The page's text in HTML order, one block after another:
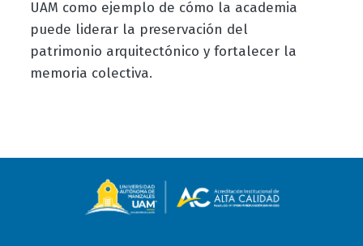
UAM como ejemplo de cómo la academia
puede liderar la preservación del
patrimonio arquitectónico y fortalecer la
memoria colectiva.